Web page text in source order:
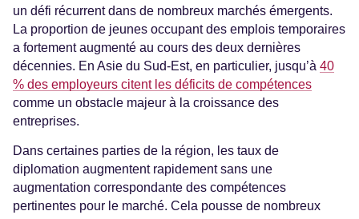
un défi récurrent dans de nombreux marchés émergents.
La proportion de jeunes occupant des emplois temporaires
a fortement augmenté au cours des deux dernières
décennies. En Asie du Sud-Est, en particulier, jusqu’à 40
% des employeurs citent les déficits de compétences
comme un obstacle majeur à la croissance des
entreprises.
Dans certaines parties de la région, les taux de
diplomation augmentent rapidement sans une
augmentation correspondante des compétences
pertinentes pour le marché. Cela pousse de nombreux